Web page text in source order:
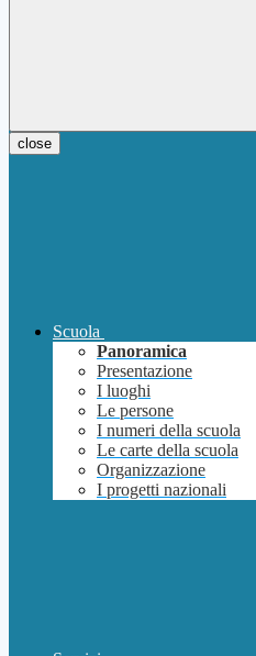
close
Scuola
Panoramica
Presentazione
I luoghi
Le persone
I numeri della scuola
Le carte della scuola
Organizzazione
I progetti nazionali